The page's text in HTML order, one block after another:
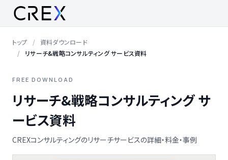
トップ
資料ダウンロード
リサーチ&戦略コンサルティング サービス資料
FREE DOWNLOAD
リサーチ&戦略コンサルティング サ
ービス資料
CREXコンサルティングのリサーチサービスの詳細・料金・事例